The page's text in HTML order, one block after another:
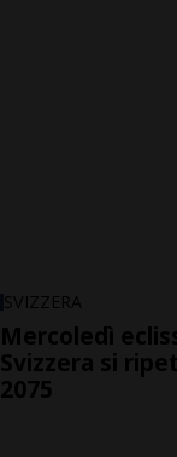
SVIZZERA
Mercoledì
Svizzera si
2075